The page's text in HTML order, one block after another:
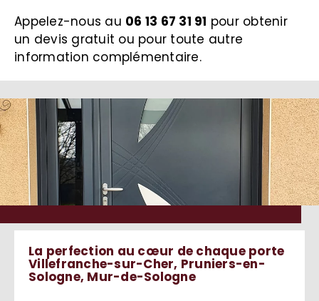
Appelez-nous au 06 13 67 31 91 pour obtenir
un devis gratuit ou pour toute autre
information complémentaire.
La perfection au cœur de chaque porte
Villefranche-sur-Cher, Pruniers-en-
Sologne, Mur-de-Sologne